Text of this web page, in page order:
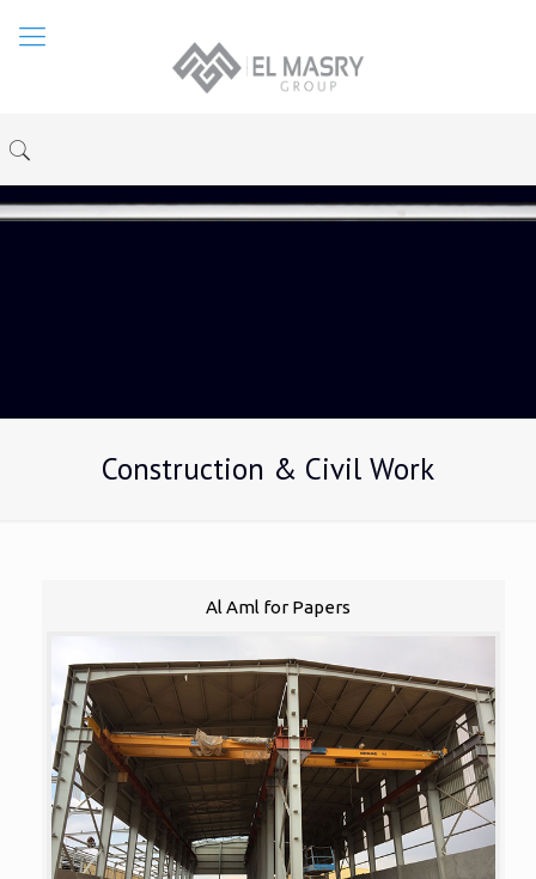
Construction & Civil Work
Al Aml for Papers